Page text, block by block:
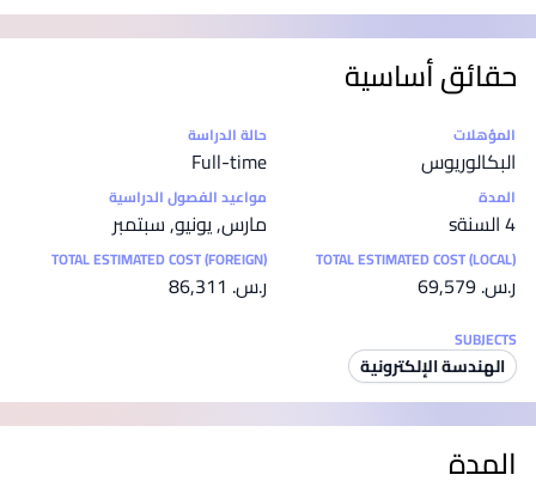
حقائق أساسية
إحصائيات
المؤهلات
البكالوريوس
حالة الدراسة
Full-time
المدة
4 السنةs
مواعيد الفصول الدراسية
مارس, يونيو, سبتمبر
TOTAL ESTIMATED COST (LOCAL)
ر.س.‏ 69,579
TOTAL ESTIMATED COST (FOREIGN)
ر.س.‏ 86,311
SUBJECTS
الهندسة الإلكترونية
المدة